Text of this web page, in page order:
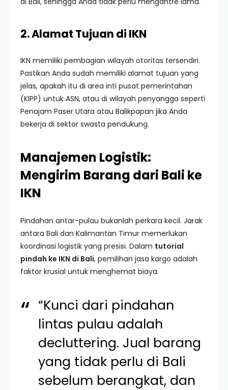
2. Alamat Tujuan di IKN
IKN memiliki pembagian wilayah otoritas tersendiri.
Pastikan Anda sudah memiliki alamat tujuan yang
jelas, apakah itu di area inti pusat pemerintahan
(KIPP) untuk ASN, atau di wilayah penyangga seperti
Penajam Paser Utara atau Balikpapan jika Anda
bekerja di sektor swasta pendukung.
Manajemen Logistik:
Mengirim Barang dari Bali ke
IKN
Pindahan antar-pulau bukanlah perkara kecil. Jarak
antara Bali dan Kalimantan Timur memerlukan
koordinasi logistik yang presisi. Dalam tutorial
pindah ke IKN di Bali, pemilihan jasa kargo adalah
faktor krusial untuk menghemat biaya.
“Kunci dari pindahan
lintas pulau adalah
decluttering. Jual barang
yang tidak perlu di Bali
sebelum berangkat, dan